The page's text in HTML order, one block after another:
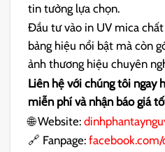
tin tưởng lựa chọn.
Đầu tư vào in UV mica
bảng hiệu nổi bật mà còn
ảnh thương hiệu chuyên
Liên hệ với chúng tôi ngay
miễn phí và nhận báo giá
🌐 Website:
🔗 Fanpage: